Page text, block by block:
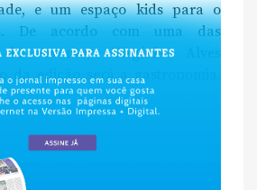
e um espaço kids para o
De acordo com uma das
do evento, Virgínia Alves
da edição será a gastronomia.